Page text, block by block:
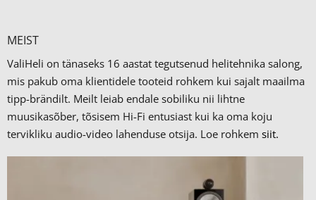
MEIST
ValiHeli on tänaseks 16 aastat tegutsenud helitehnika salong,
mis pakub oma klientidele tooteid rohkem kui sajalt maailma
tipp-brändilt. Meilt leiab endale sobiliku nii lihtne
muusikasõber, tõsisem Hi-Fi entusiast kui ka oma koju
tervikliku audio-video lahenduse otsija. Loe rohkem siit.